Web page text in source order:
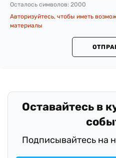
Осталось символов: 2000
Авторизуйтесь, чтобы иметь
материалы
Оставайтесь в
Подписывайтесь на